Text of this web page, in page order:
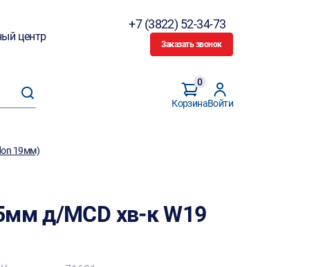
центр
+7 (3822) 52-34-73
Заказать звонок
Корзина
0
Войти
19мм)
д/MCD хв-к W19